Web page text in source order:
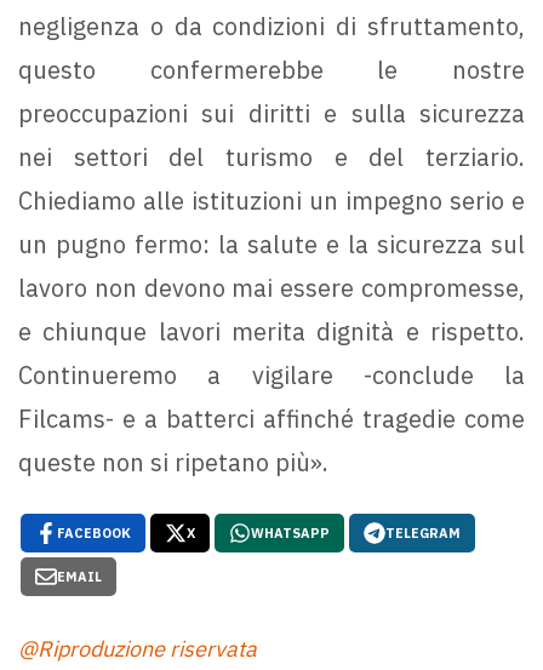
negligenza o da condizioni di sfruttamento,
questo confermerebbe le nostre
preoccupazioni sui diritti e sulla sicurezza
nei settori del turismo e del terziario.
Chiediamo alle istituzioni un impegno serio e
un pugno fermo: la salute e la sicurezza sul
lavoro non devono mai essere compromesse,
e chiunque lavori merita dignità e rispetto.
Continueremo a vigilare -conclude la
Filcams- e a batterci affinché tragedie come
queste non si ripetano più».
FACEBOOK X WHATSAPP TELEGRAM
EMAIL
@Riproduzione riservata